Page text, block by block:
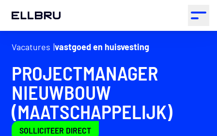
ELLBRU Open
Vacatures vastgoed en huisvesting
PROJECTMANAGER
NIEUWBOUW
(MAATSCHAPPELIJK)
SOLLICITEER DIRECT